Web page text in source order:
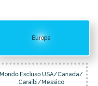
Europa
Mondo Escluso USA/Canada/
Caraibi/Messico